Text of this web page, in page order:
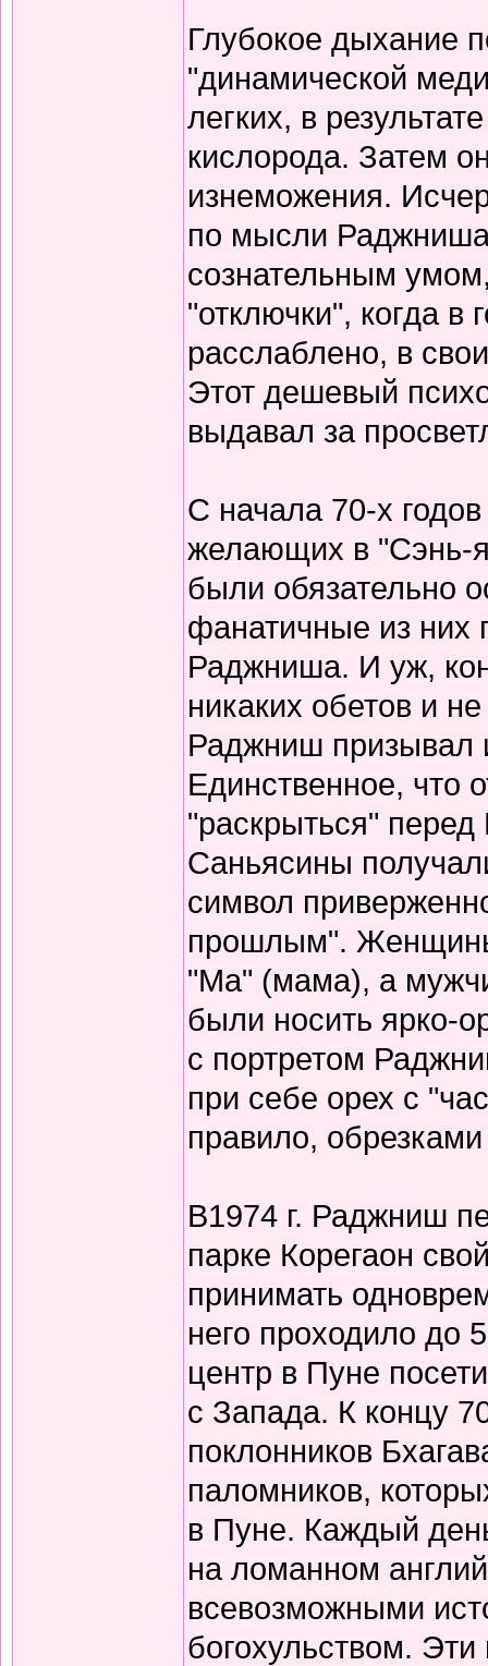
Глубокое дыхание
"динамической
легких, в
кислорода. Затем
изнеможения.
по мысли
сознательным
"отключки", когда в
расслаблено, в
Этот дешевый
выдавал за
С начала 70-х
желающих в "Сэнь-
были обязательно
фанатичные из них
Раджниша. И уж,
никаких обетов и
Раджниш призывал
Единственное, что
"раскрыться"
Саньясины
символ
прошлым". Женщины
"Ма" (мама), а
были носить ярко-
с портретом
при себе орех с
правило,
В1974 г. Раджниш
парке Корегаон
принимать
него проходило до
центр в Пуне
с Запада. К концу
поклонников
паломников,
в Пуне. Каждый
на ломанном
всевозможными
богохульством.